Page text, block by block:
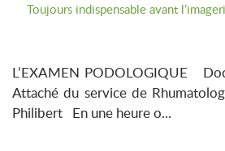
Toujours indispensable avant
L’EXAMEN PODOLOGIQUE
Attaché du service de
Philibert En une heure o...